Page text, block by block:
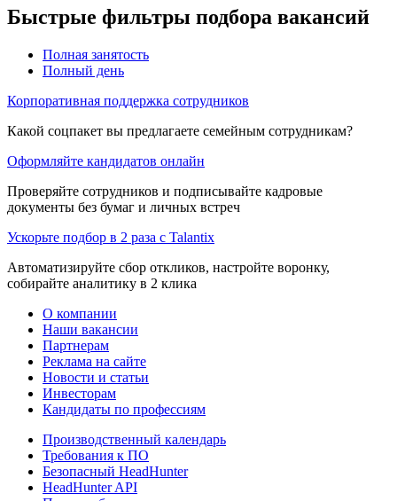
Быстрые фильтры подбора вакансий
Полная занятость
Полный день
Корпоративная поддержка сотрудников
Какой соцпакет вы предлагаете семейным сотрудникам?
Оформляйте кандидатов онлайн
Проверяйте сотрудников и подписывайте кадровые
документы без бумаг и личных встреч
Ускорьте подбор в 2 раза с Talantix
Автоматизируйте сбор откликов, настройте воронку,
собирайте аналитику в 2 клика
О компании
Наши вакансии
Партнерам
Реклама на сайте
Новости и статьи
Инвесторам
Кандидаты по профессиям
Производственный календарь
Требования к ПО
Безопасный HeadHunter
HeadHunter API